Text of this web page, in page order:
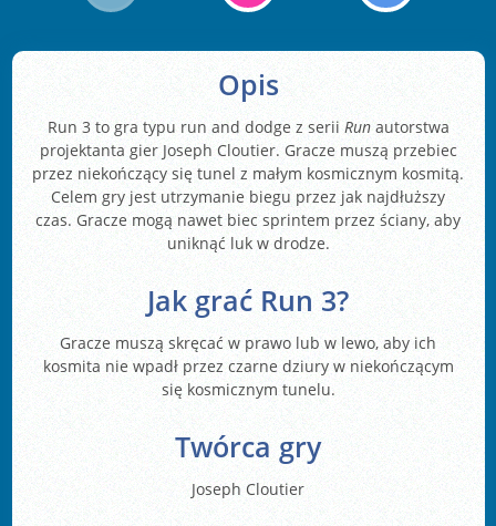
Opis
Run 3 to gra typu run and dodge z serii Runautorstwa
projektanta gier Joseph Cloutier. Gracze muszą przebiec
przez niekończący się tunel z małym kosmicznym kosmitą.
Celem gry jest utrzymanie biegu przez jak najdłuższy
czas. Gracze mogą nawet biec sprintem przez ściany, aby
uniknąć luk w drodze.
Jak grać Run 3?
Gracze muszą skręcać w prawo lub w lewo, aby ich
kosmita nie wpadł przez czarne dziury w niekończącym
się kosmicznym tunelu.
Twórca gry
Joseph Cloutier